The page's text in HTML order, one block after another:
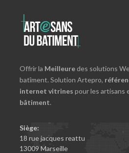
Offrir la Meilleuredes solutions
batîment. Solution Artepro,
internet vitrines pour les artisans
bâtiment.
Siège:
18 rue jacques reattu
13009 Marseille